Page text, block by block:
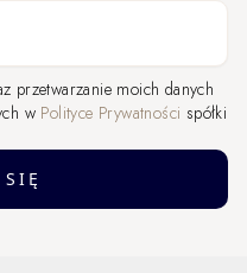
przetwarzanie moich danych
w Polityce Prywatności spółki